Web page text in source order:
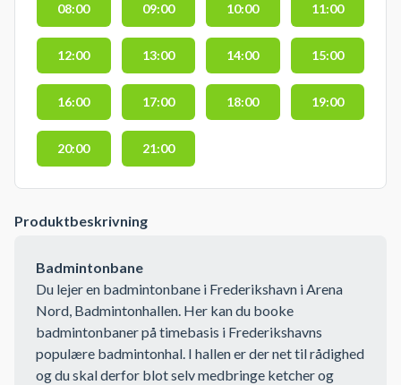
08:00 09:00 10:00 11:00
12:00 13:00 14:00 15:00
16:00 17:00 18:00 19:00
20:00 21:00
Produktbeskrivning
Badmintonbane
Du lejer en badmintonbane i Frederikshavn i Arena
Nord, Badmintonhallen. Her kan du booke
badmintonbaner på timebasis i Frederikshavns
populære badmintonhal. I hallen er der net til rådighed
og du skal derfor blot selv medbringe ketcher og